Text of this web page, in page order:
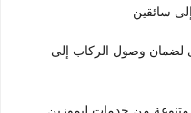
سائقين
لضمان وصول الركاب إلى